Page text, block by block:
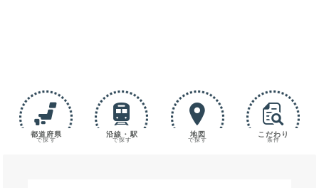
都道府県
で探す
沿線・駅
で探す
地図
で探す
こだわり
条件